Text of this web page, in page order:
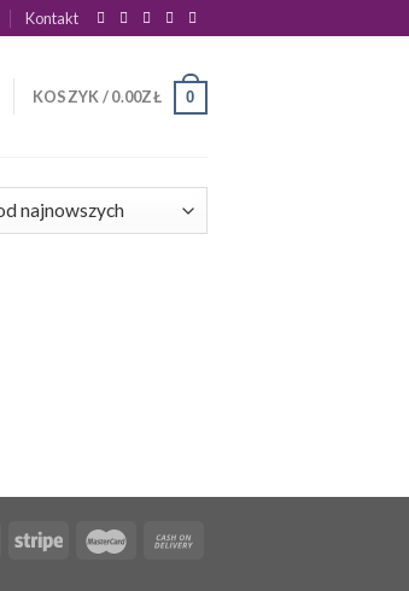
Kontakt
KOSZYK /0.00ZŁ 0